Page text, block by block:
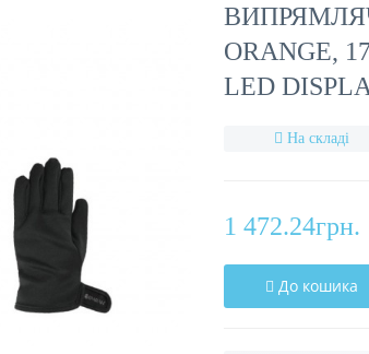
ORANGE,
LED
На складі
1 472.24грн.
До кошика